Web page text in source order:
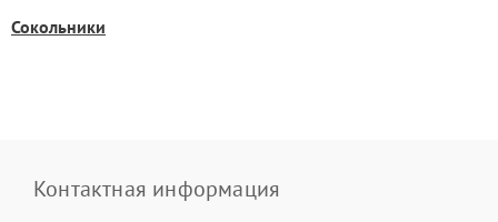
Сокольники
Контактная информация